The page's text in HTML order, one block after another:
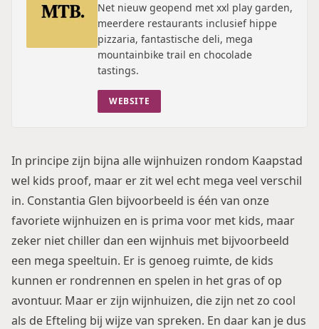
Net nieuw geopend met xxl play garden,
meerdere restaurants inclusief hippe
pizzaria, fantastische deli, mega
mountainbike trail en chocolade
tastings.
WEBSITE
In principe zijn bijna alle wijnhuizen rondom Kaapstad
wel kids proof, maar er zit wel echt mega veel verschil
in. Constantia Glen bijvoorbeeld is één van onze
favoriete wijnhuizen en is prima voor met kids, maar
zeker niet chiller dan een wijnhuis met bijvoorbeeld
een mega speeltuin. Er is genoeg ruimte, de kids
kunnen er rondrennen en spelen in het gras of op
avontuur. Maar er zijn wijnhuizen, die zijn net zo cool
als de Efteling bij wijze van spreken. En daar kan je dus